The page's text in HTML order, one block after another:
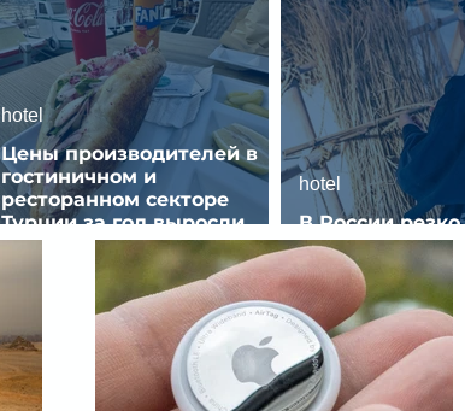
Цены производителей в
гостиничном и
ресторанном секторе
Турции за год выросли
почти на 32%
hotel
В России
спрос на отели
hotel